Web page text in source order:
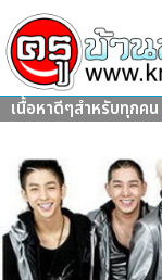
เนื้อหาดีๆสำหรับทุกคน